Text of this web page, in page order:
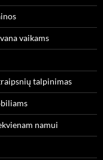
vaikams
talpinimas
namui